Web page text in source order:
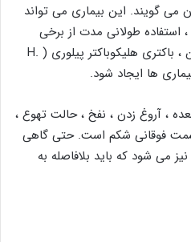
می گویند. این بیماری می تواند
طولانی مدت از برخی
داروها مانند آسپرین یا ایبوپروفن ، باکتری هلیکوباکتر پیلوری ( H.
، آروغ زدن ، نفخ ، حالت تهوع ،
فوقانی شکم است. حتی گاهی
می شود که باید بلافاصله به